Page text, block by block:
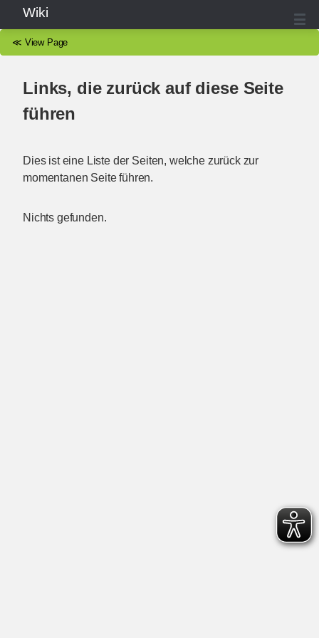
Wiki
≪ View Page
Links, die zurück auf diese Seite
führen
Dies ist eine Liste der Seiten, welche zurück zur
momentanen Seite führen.
Nichts gefunden.